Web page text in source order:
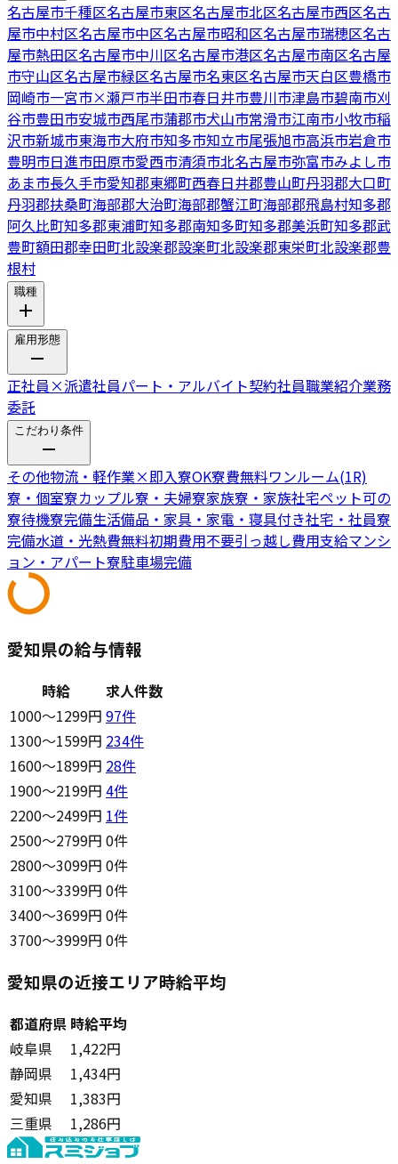
名古屋市千種区名古屋市東区名古屋市北区名古屋市西区名古
屋市中村区名古屋市中区名古屋市昭和区名古屋市瑞穂区名古
屋市熱田区名古屋市中川区名古屋市港区名古屋市南区名古屋
市守山区名古屋市緑区名古屋市名東区名古屋市天白区豊橋市
岡崎市一宮市×瀬戸市半田市春日井市豊川市津島市碧南市刈
谷市豊田市安城市西尾市蒲郡市犬山市常滑市江南市小牧市稲
沢市新城市東海市大府市知多市知立市尾張旭市高浜市岩倉市
豊明市日進市田原市愛西市清須市北名古屋市弥富市みよし市
あま市長久手市愛知郡東郷町西春日井郡豊山町丹羽郡大口町
丹羽郡扶桑町海部郡大治町海部郡蟹江町海部郡飛島村知多郡
阿久比町知多郡東浦町知多郡南知多町知多郡美浜町知多郡武
豊町額田郡幸田町北設楽郡設楽町北設楽郡東栄町北設楽郡豊
根村
職種
雇用形態
正社員 ×派遣社員パート・アルバイト契約社員職業紹介業務
委託
こだわり条件
その他物流・軽作業×即入寮OK寮費無料ワンルーム(1R)
寮・個室寮カップル寮・夫婦寮家族寮・家族社宅ペット可の
寮待機寮完備生活備品・家具・家電・寝具付き社宅・社員寮
完備水道・光熱費無料初期費用不要引っ越し費用支給マンシ
ョン・アパート寮駐車場完備
愛知県の給与情報
時給
求人件数
1000〜1299円 97件
1300〜1599円 234件
1600〜1899円 28件
1900〜2199円 4件
2200〜2499円 1件
2500〜2799円 0件
2800〜3099円 0件
3100〜3399円 0件
3400〜3699円 0件
3700〜3999円 0件
愛知県の近接エリア時給平均
都道府県 時給平均
岐阜県
1,422円
静岡県
1,434円
愛知県
1,383円
三重県
1,286円